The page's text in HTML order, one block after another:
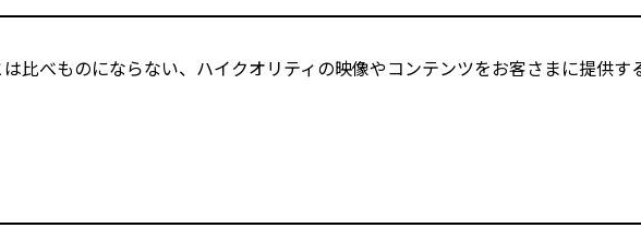
比べものにならない、ハイクオリティの映像やコンテンツをお客さまに提供す